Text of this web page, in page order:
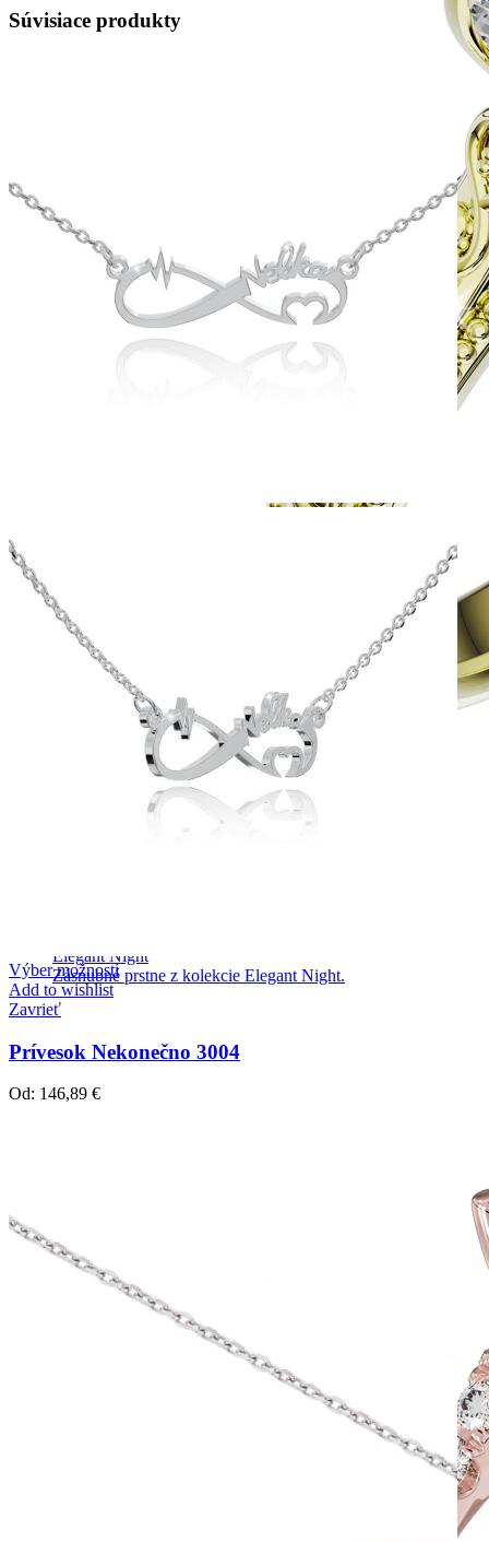
Elegant Night
Zásnubné prstne z kolekcie Elegant Night.
Súvisiace produkty
Výber možností
Add to wishlist
Zavrieť
Prívesok Nekonečno 3004
Od: 146,89 €